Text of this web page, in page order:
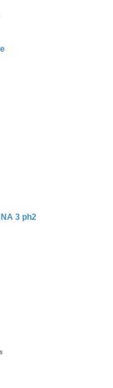
3 ph2